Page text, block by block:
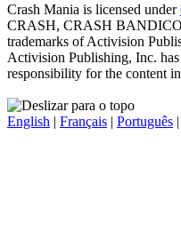
Crash Mania is licensed under
CRASH, CRASH
trademarks of Activision
Activision Publishing, Inc.
responsibility for the content
English | Français | Português |